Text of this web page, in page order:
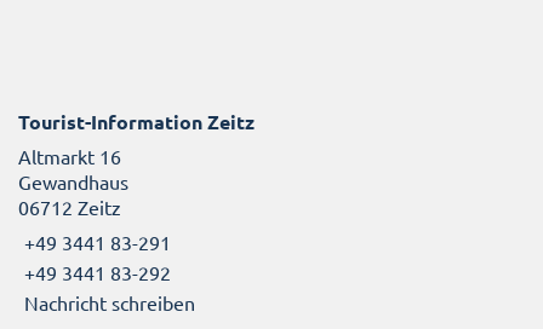
Tourist-Information Zeitz
Altmarkt 16
Gewandhaus
06712 Zeitz
+49 3441 83-291
+49 3441 83-292
Nachricht schreiben